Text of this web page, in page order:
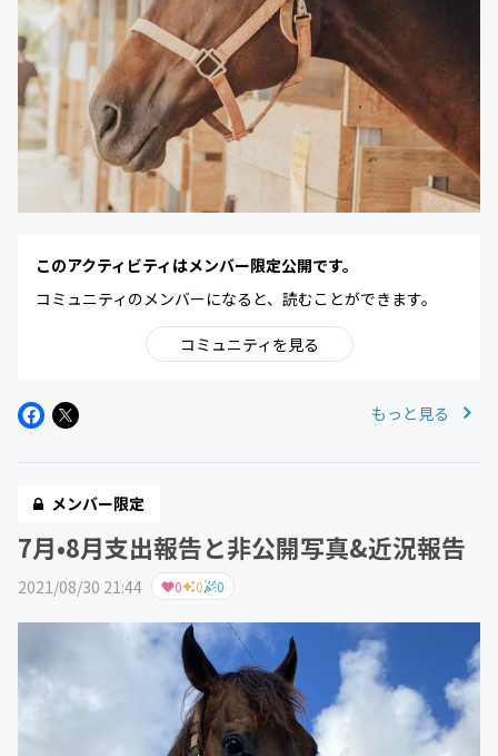
このアクティビティはメンバー限定公開です。
コミュニティのメンバーになると、読むことができます。
コミュニティを見る
もっと見る
メンバー限定
7月•8月支出報告と非公開写真&近況報告
2021/08/30 21:44 0 0 0